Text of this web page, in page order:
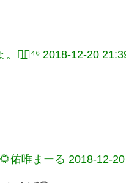
。◢͟￨⁴⁶ 2018-12-20
佑唯まーる 2018-12-